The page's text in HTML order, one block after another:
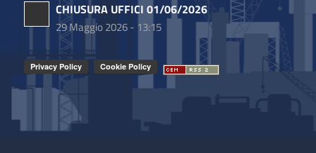
CHIUSURA UFFICI 01/06/2026
29 Maggio 2026 - 13:15